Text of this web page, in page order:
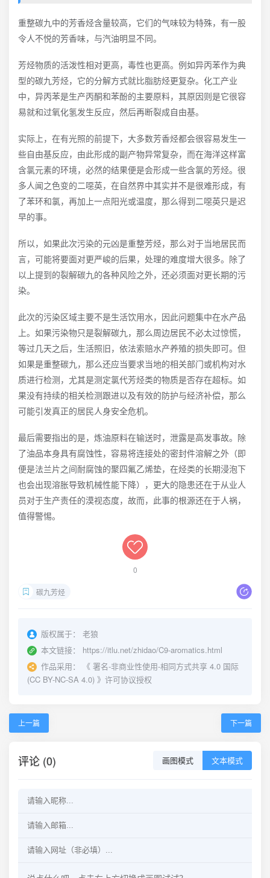
重整碳九中的芳香烃含量较高，它们的气味较为特殊，有一股
令人不悦的芳香味，与汽油明显不同。
芳烃物质的活泼性相对更高，毒性也更高。例如异丙苯作为典
型的碳九芳烃，它的分解方式就比脂肪烃更复杂。化工产业
中，异丙苯是生产丙酮和苯酚的主要原料，其原因则是它很容
易就和过氧化氢发生反应，然后再断裂成自由基。
实际上，在有光照的前提下，大多数芳香烃都会很容易发生一
些自由基反应，由此形成的副产物异常复杂，而在海洋这样富
含氯元素的环境，必然的结果便是会形成一些含氯的芳烃。很
多人闻之色变的二噁英，在自然界中其实并不是很难形成，有
了苯环和氯，再加上一点阳光或温度，那么得到二噁英只是迟
早的事。
所以，如果此次污染的元凶是重整芳烃，那么对于当地居民而
言，可能将要面对更严峻的后果，处理的难度增大很多。除了
以上提到的裂解碳九的各种风险之外，还必须面对更长期的污
染。
此次的污染区域主要不是生活饮用水，因此问题集中在水产品
上。如果污染物只是裂解碳九，那么周边居民不必太过惊慌，
等过几天之后，生活照旧，依法索赔水产养殖的损失即可。但
如果是重整碳九，那么还应当要求当地的相关部门或机构对水
质进行检测，尤其是测定氯代芳烃类的物质是否存在超标。如
果没有持续的相关检测跟进以及有效的防护与经济补偿，那么
可能引发真正的居民人身安全危机。
最后需要指出的是，炼油原料在输送时，泄露是高发事故。除
了油品本身具有腐蚀性，容易将连接处的密封件溶解之外（即
便是法兰片之间耐腐蚀的聚四氟乙烯垫，在烃类的长期浸泡下
也会出现溶胀导致机械性能下降），更大的隐患还在于从业人
员对于生产责任的漠视态度，故而，此事的根源还在于人祸，
值得警惕。
0
碳九芳烃
版权属于：
老狼
本文链接：
https://itlu.net/zhidao/C9-aromatics.html
作品采用：
《 署名-非商业性使用-相同方式共享 4.0 国际
(CC BY-NC-SA 4.0) 》许可协议授权
上一篇 下一篇
评论 (0) 画图模式 文本模式